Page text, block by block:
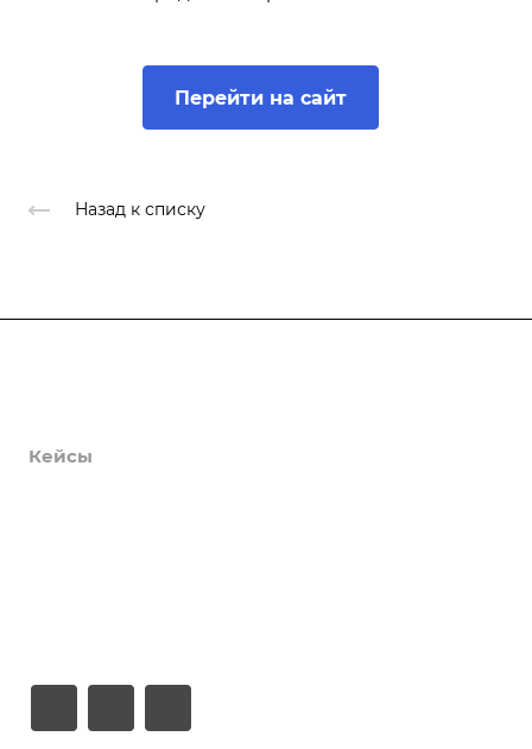
Перейти на сайт
Назад к списку
Кейсы